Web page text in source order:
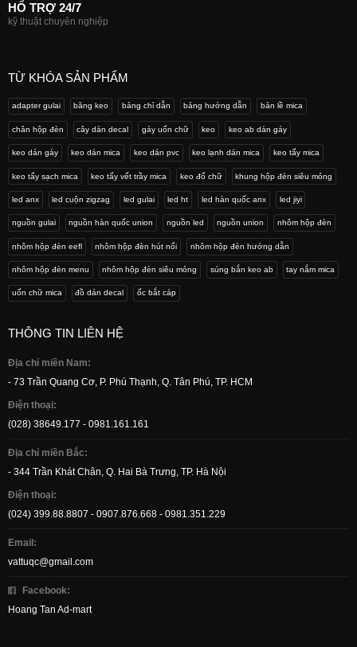
HỔ TRỢ 24/7
kỹ thuật chuyên nghiệp
TỪ KHÓA SẢN PHẨM
adapter gulai băng keo bảng chỉ dẫn bảng hướng dẫn bản lề mica
chân hộp đèn cây dán decal gáy uốn chữ keo keo ab dán gáy
keo dán gáy keo dán mica keo dán pvc keo lạnh dán mica keo tẩy mica
keo tẩy sạch mica keo tẩy vết trầy mica keo đổ chữ khung hộp đèn siêu mỏng
led anx led cuộn zigzag led gulai led ht led hàn quốc anx led jiyi
nguồn gulai nguồn hàn quốc union nguồn led nguồn union nhôm hộp đèn
nhôm hộp đèn eefl nhôm hộp đèn hút nổi nhôm hộp đèn hướng dẫn
nhôm hộp đèn menu nhôm hộp đèn siêu mỏng súng bắn keo ab tay nắm mica
uốn chữ mica đồ dán decal ốc bắt cáp
THÔNG TIN LIÊN HỆ
Địa chỉ miền Nam:
- 73 Trần Quang Cơ, P. Phú Thạnh, Q. Tân Phú, TP. HCM
Điện thoại:
(028) 38649.177 - 0981.161.161
Địa chỉ miền Bắc:
- 344 Trần Khát Chân, Q. Hai Bà Trưng, TP. Hà Nội
Điện thoại:
(024) 399.88.8807 - 0907.876.668 - 0981.351.229
Email:
vattuqc@gmail.com
Facebook:
Hoang Tan Ad-mart